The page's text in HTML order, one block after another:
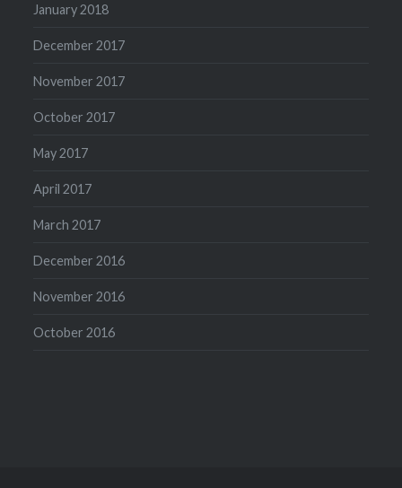
January 2018
December 2017
November 2017
October 2017
May 2017
April 2017
March 2017
December 2016
November 2016
October 2016